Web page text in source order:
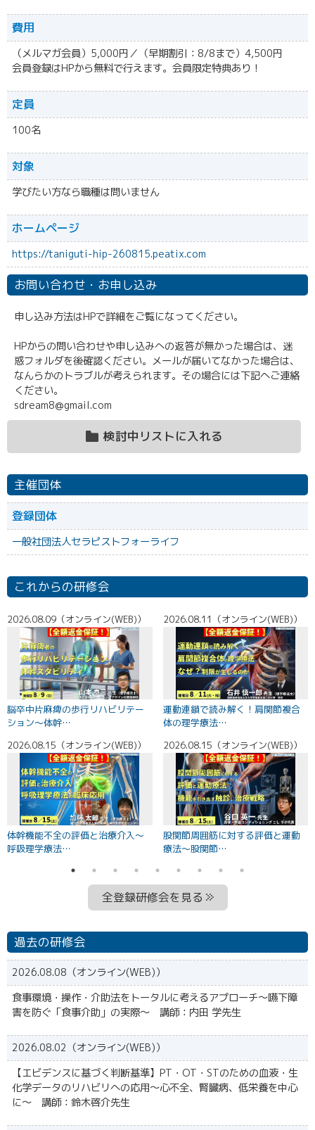
費用
（メルマガ会員）5,000円／（早期割引：8/8まで）4,500円
会員登録はHPから無料で行えます。会員限定特典あり！
定員
100名
対象
学びたい方なら職種は問いません
ホームページ
https://taniguti-hip-260815.peatix.com
お問い合わせ・お申し込み
申し込み方法はHPで詳細をご覧になってください。
HPからの問い合わせや申し込みへの返答が無かった場合は、迷
惑フォルダを後確認ください。メールが届いてなかった場合は、
なんらかのトラブルが考えられます。その場合には下記へご連絡
ください。
sdream8@gmail.com
検討中リストに入れる
主催団体
登録団体
一般社団法人セラピストフォーライフ
これからの研修会
2026.08.09（オンライン(WEB)）
脳卒中片麻痺の歩行リハビリテー
ション～体幹…
2026.08.11（オンライン(WEB)）
運動連鎖で読み解く！肩関節複合
体の理学療法…
2026.08.15（オンライン(WEB)）
体幹機能不全の評価と治療介入～
呼吸理学療法…
2026.08.15（オンライン(WEB)）
股関節周囲筋に対する評価と運動
療法〜股関節…
全登録研修会を見る
過去の研修会
2026.08.08（オンライン(WEB)）
食事環境・操作・介助法をトータルに考えるアプローチ～嚥下障
害を防ぐ「食事介助」の実際～ 講師：内田 学先生
2026.08.02（オンライン(WEB)）
【エビデンスに基づく判断基準】PT・OT・STのための血液・生
化学データのリハビリへの応用～心不全、腎臓病、低栄養を中心
に～ 講師：鈴木啓介先生